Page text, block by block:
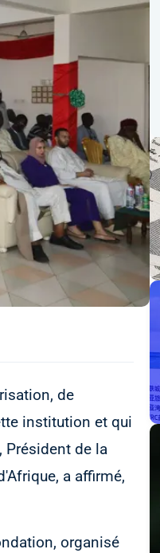
de
institution et qui
Président de la
a affirmé,
organisé